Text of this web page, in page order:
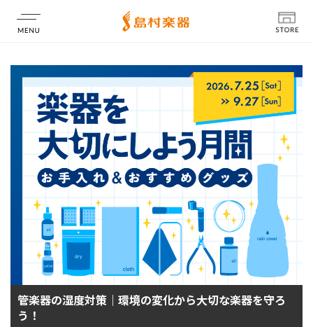
店舗情報
管楽器の湿度対策｜環境の変化から大切な楽器を守ろ
う！